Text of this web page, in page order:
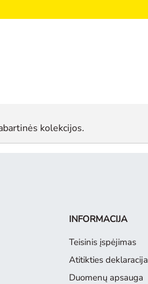
kolekcijos.
INFORMACIJA
Teisinis įspėjimas
Atitikties deklaracija
Duomenų apsauga